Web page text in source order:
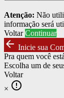
Atenção: Não
informação será
Voltar Continuar
arrow_back Inicie sua
Pra quem você
Escolha um de
Voltar
× error_outline